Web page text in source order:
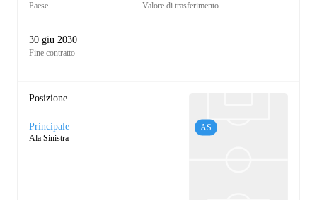
Paese Valore di trasferimento
30 giu 2030
Fine contratto
Posizione
Principale
Ala Sinistra
AS